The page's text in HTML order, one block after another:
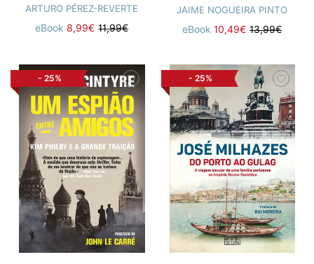
ARTURO PÉREZ-REVERTE
eBook 8,99€ 11,99€
JAIME NOGUEIRA PINTO
eBook10,49€ 13,99€
- 25% - 25%